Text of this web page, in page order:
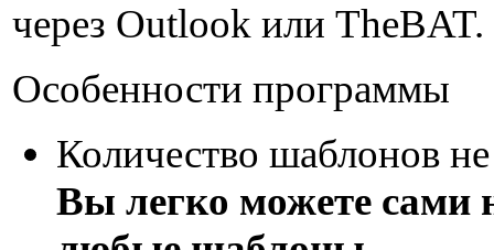
через Outlook или TheBAT.
Особенности программы
Количество шаблонов
Вы легко можете сами